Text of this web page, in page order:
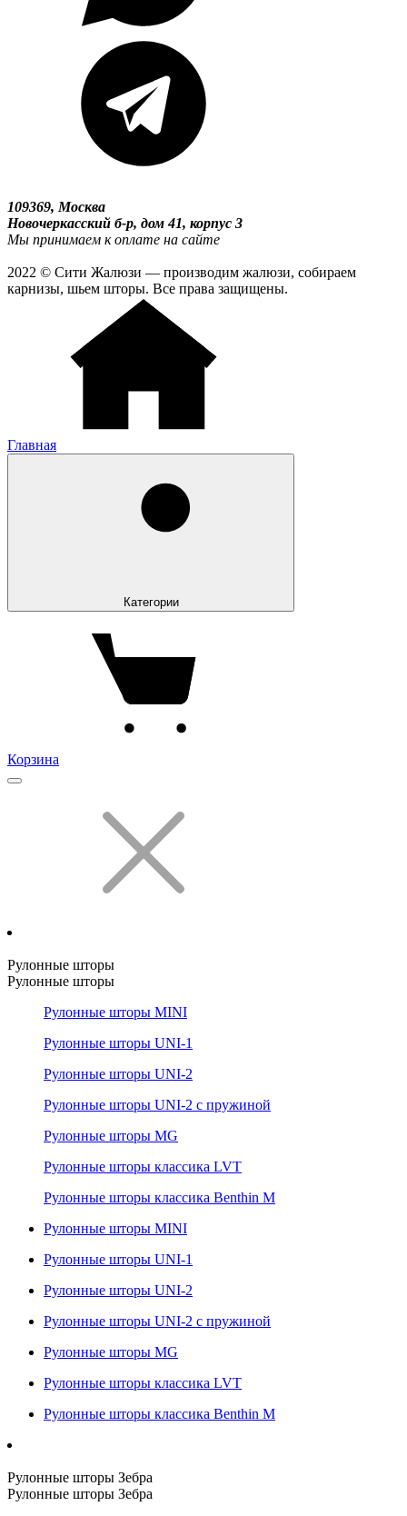
109369, Москва
Новочеркасский б-р, дом 41, корпус 3
Мы принимаем к оплате на сайте
2022 © Сити Жалюзи — производим жалюзи, собираем
карнизы, шьем шторы. Все права защищены.
Главная
Категории
Корзина
Рулонные шторы
Рулонные шторы
Рулонные шторы MINI
Рулонные шторы UNI-1
Рулонные шторы UNI-2
Рулонные шторы UNI-2 с пружиной
Рулонные шторы MG
Рулонные шторы классика LVT
Рулонные шторы классика Benthin M
Рулонные шторы MINI
Рулонные шторы UNI-1
Рулонные шторы UNI-2
Рулонные шторы UNI-2 с пружиной
Рулонные шторы MG
Рулонные шторы классика LVT
Рулонные шторы классика Benthin M
Рулонные шторы Зебра
Рулонные шторы Зебра